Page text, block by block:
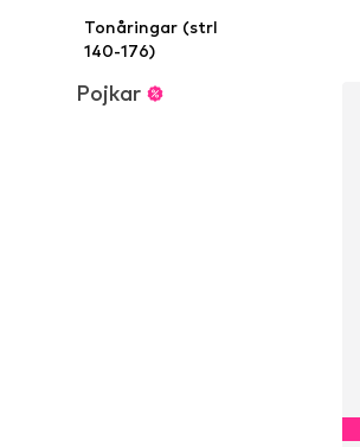
Tonåringar (strl
140-176)
Pojkar